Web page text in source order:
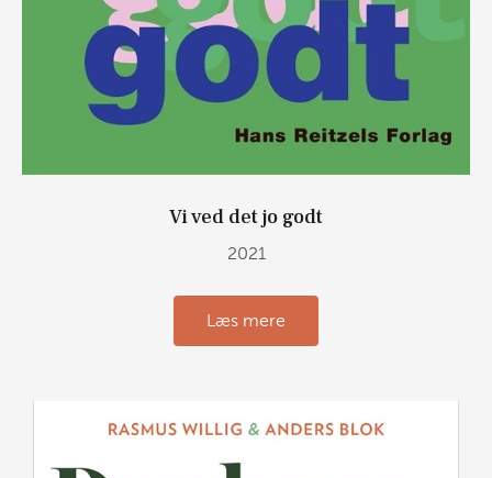
Vi ved det jo godt
2021
Læs mere